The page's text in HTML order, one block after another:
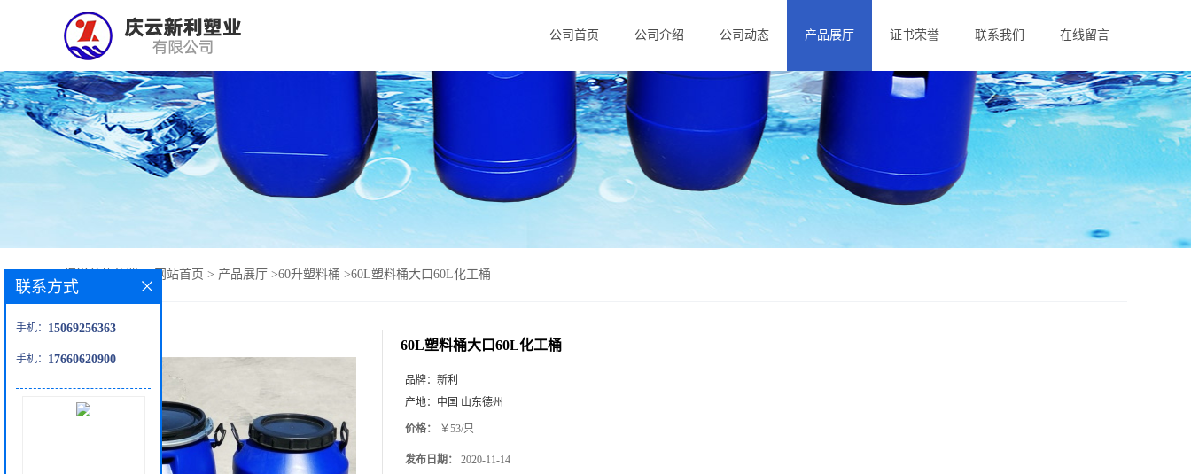
公司首页 公司介绍 公司动态 产品展厅 证书荣誉 联系我们 在线留言
网站首页 > 产品展厅 >60升塑料桶 >60L塑料桶大口60L化工桶
60L塑料桶大口60L化工桶
品牌： 新利
产地： 中国 山东德州
价格： ￥53/只
发布日期： 2020-11-14
联系方式
手机： 15069256363
手机： 17660620900